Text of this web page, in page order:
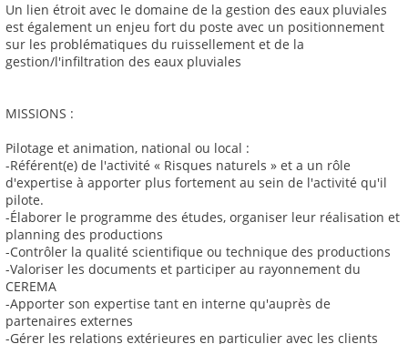
Un lien étroit avec le domaine de la gestion des eaux pluviales
est également un enjeu fort du poste avec un positionnement
sur les problématiques du ruissellement et de la
gestion/l'infiltration des eaux pluviales
MISSIONS :
Pilotage et animation, national ou local :
-Référent(e) de l'activité « Risques naturels » et a un rôle
d'expertise à apporter plus fortement au sein de l'activité qu'il
pilote.
-Élaborer le programme des études, organiser leur réalisation et
planning des productions
-Contrôler la qualité scientifique ou technique des productions
-Valoriser les documents et participer au rayonnement du
CEREMA
-Apporter son expertise tant en interne qu'auprès de
partenaires externes
-Gérer les relations extérieures en particulier avec les clients